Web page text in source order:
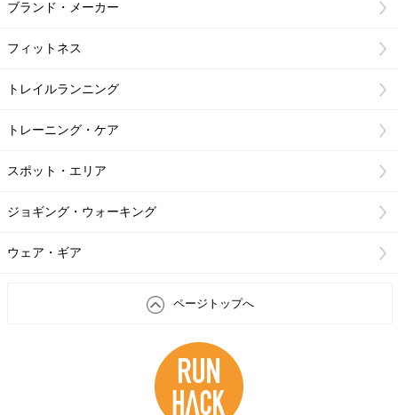
ブランド・メーカー
フィットネス
トレイルランニング
トレーニング・ケア
スポット・エリア
ジョギング・ウォーキング
ウェア・ギア
ページトップへ